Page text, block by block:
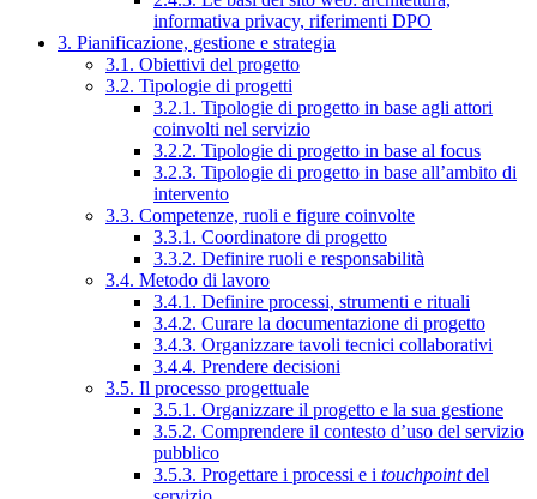
informativa privacy, riferimenti DPO
3. Pianificazione, gestione e strategia
3.1. Obiettivi del progetto
3.2. Tipologie di progetti
3.2.1. Tipologie di progetto in base agli attori
coinvolti nel servizio
3.2.2. Tipologie di progetto in base al focus
3.2.3. Tipologie di progetto in base all’ambito di
intervento
3.3. Competenze, ruoli e figure coinvolte
3.3.1. Coordinatore di progetto
3.3.2. Definire ruoli e responsabilità
3.4. Metodo di lavoro
3.4.1. Definire processi, strumenti e rituali
3.4.2. Curare la documentazione di progetto
3.4.3. Organizzare tavoli tecnici collaborativi
3.4.4. Prendere decisioni
3.5. Il processo progettuale
3.5.1. Organizzare il progetto e la sua gestione
3.5.2. Comprendere il contesto d’uso del servizio
pubblico
3.5.3. Progettare i processi e i touchpointdel